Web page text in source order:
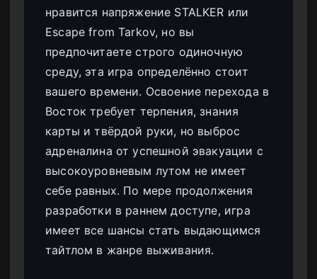
нравится напряжение STALKER или
Escape from Tarkov, но вы
предпочитаете строго одиночную
среду, эта игра определённо стоит
вашего времени. Освоение перехода в
Восток требует терпения, знания
карты и твёрдой руки, но выброс
адреналина от успешной эвакуации с
высокоуровневым лутом не имеет
себе равных. По мере продолжения
разработки в раннем доступе, игра
имеет все шансы стать выдающимся
тайтлом в жанре выживания.